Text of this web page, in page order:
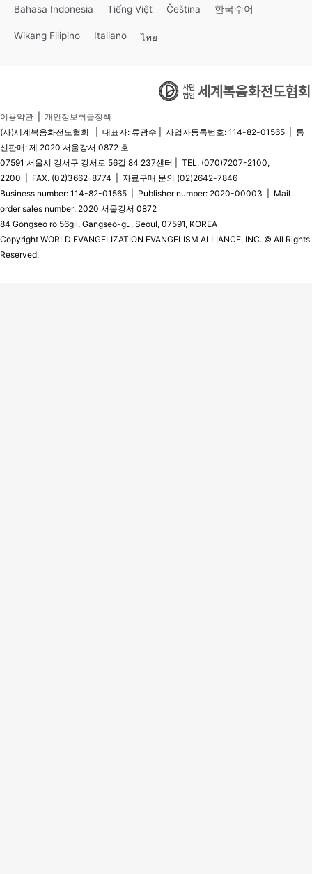
Bahasa Indonesia Tiếng Việt Čeština 한국수어
Wikang Filipino Italiano ไทย
이용약관
개인정보취급정책
(사)세계복음화전도협회 | 대표자: 류광수 | 사업자등록번호: 114-82-01565 | 통
신판매: 제 2020 서울강서 0872 호
07591 서울시 강서구 강서로 56길 84 237센터 | TEL. (070)7207-2100,
2200 | FAX. (02)3662-8774 | 자료구매 문의 (02)2642-7846
Business number: 114-82-01565 | Publisher number: 2020-00003 | Mail
order sales number: 2020 서울강서 0872
84 Gongseo ro 56gil, Gangseo-gu, Seoul, 07591, KOREA
Copyright WORLD EVANGELIZATION EVANGELISM ALLIANCE, INC. © All Rights
Reserved.